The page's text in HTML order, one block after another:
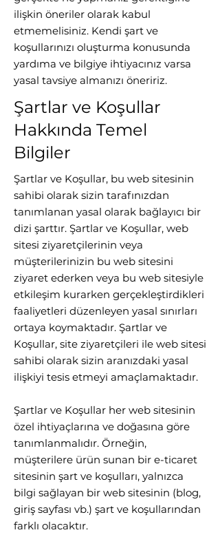
ilişkin öneriler olarak kabul
etmemelisiniz. Kendi şart ve
koşullarınızı oluşturma konusunda
yardıma ve bilgiye ihtiyacınız varsa
yasal tavsiye almanızı öneririz.
Şartlar ve Koşullar
Hakkında Temel
Bilgiler
Şartlar ve Koşullar, bu web sitesinin
sahibi olarak sizin tarafınızdan
tanımlanan yasal olarak bağlayıcı bir
dizi şarttır. Şartlar ve Koşullar, web
sitesi ziyaretçilerinin veya
müşterilerinizin bu web sitesini
ziyaret ederken veya bu web sitesiyle
etkileşim kurarken gerçekleştirdikleri
faaliyetleri düzenleyen yasal sınırları
ortaya koymaktadır. Şartlar ve
Koşullar, site ziyaretçileri ile web sitesi
sahibi olarak sizin aranızdaki yasal
ilişkiyi tesis etmeyi amaçlamaktadır.
Şartlar ve Koşullar her web sitesinin
özel ihtiyaçlarına ve doğasına göre
tanımlanmalıdır. Örneğin,
müşterilere ürün sunan bir e-ticaret
sitesinin şart ve koşulları, yalnızca
bilgi sağlayan bir web sitesinin (blog,
giriş sayfası vb.) şart ve koşullarından
farklı olacaktır.